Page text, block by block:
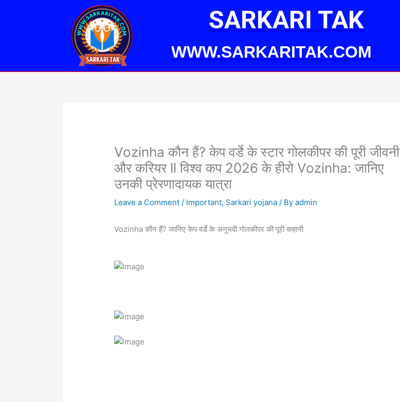
SARKARI TAK
WWW.SARKARITAK.COM
Vozinha कौन हैं? केप वर्डे के स्टार गोलकीपर की पूरी जीवनी
और करियर ll विश्व कप 2026 के हीरो Vozinha: जानिए
उनकी प्रेरणादायक यात्रा
Leave a Comment / Important, Sarkari yojana / Byadmin
Vozinha कौन हैं? जानिए केप वर्डे के अनुभवी गोलकीपर की पूरी कहानी